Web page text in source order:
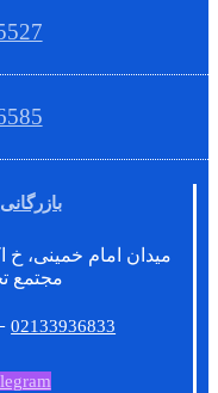
میدان امام خمینی، خ
مجتمع
02133936833